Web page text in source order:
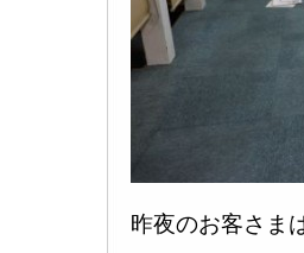
昨夜のお客さま